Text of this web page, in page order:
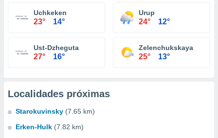
Uchkeken
23° 14°
Urup
24° 12°
Ust-Dzheguta
27° 16°
Zelenchukskaya
25° 13°
Localidades próximas
Starokuvinsky (7.65 km)
Erken-Hulk (7.82 km)